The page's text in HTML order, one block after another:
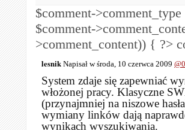
$comment-
$comment-
>comment_content)) { ?>
lesnik Napisał w środa, 10 czerwca 2009
System zdaje się zapewniać
włożonej pracy. Klasyczne
(przynajmniej na niszowe
wymiany linków dają
wynikach wyszukiwania.